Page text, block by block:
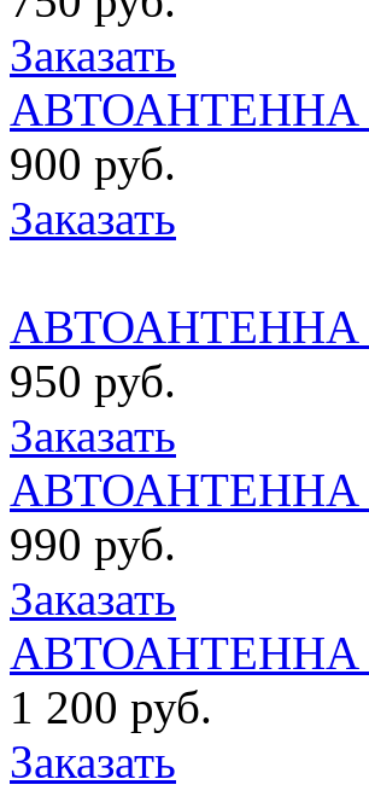
Заказать
АВТОАНТЕННА
900 руб.
Заказать
АВТОАНТЕННА
950 руб.
Заказать
АВТОАНТЕННА
990 руб.
Заказать
АВТОАНТЕННА
1 200 руб.
Заказать